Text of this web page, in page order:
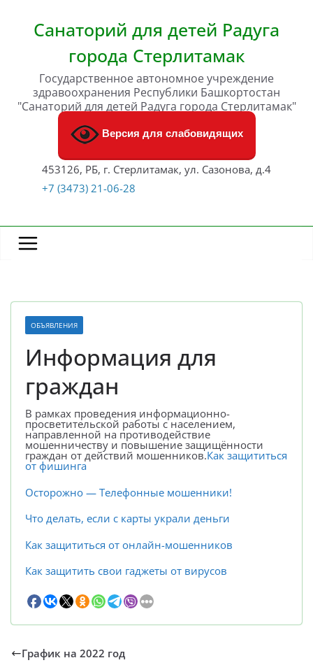
содержимомуСанаторий для детей Радуга
города Стерлитамак
Государственное автономное учреждение
здравоохранения Республики Башкортостан
"Санаторий для детей Радуга города Стерлитамак"
Версия для слабовидящих
453126, РБ, г. Стерлитамак, ул. Сазонова, д.4
+7 (3473) 21-06-28
ОБЪЯВЛЕНИЯ
Информация для
граждан
В рамках проведения информационно-
просветительской работы с населением,
направленной на противодействие
мошенничеству и повышение защищённости
граждан от действий мошенников.Как защититься
от фишинга
Осторожно — Телефонные мошенники!
Что делать, если с карты украли деньги
Как защититься от онлайн-мошенников
Как защитить свои гаджеты от вирусов
График на 2022 год